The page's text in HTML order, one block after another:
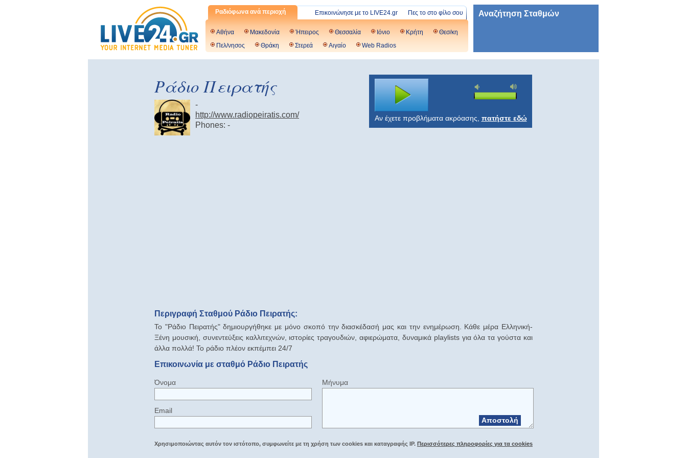
Ραδιόφωνα ανά περιοχή Πες το στο φίλο σου
Επικοινώνησε με το LIVE24.gr
Αθήνα Μακεδονία Ήπειρος Θεσσαλία Ιόνιο Κρήτη
Θεσ/κη
Πελ/νησος
Θράκη Στερεά Αιγαίο Web Radios
Αναζήτηση Σταθμών
Ράδιο Πειρατής
-
http://www.radiopeiratis.com/
Phones: -
Αν έχετε προβλήματα ακρόασης, πατήστε εδώ
Περιγραφή Σταθμού Ράδιο Πειρατής:
To "Ράδιο Πειρατής" δημιουργήθηκε με μόνο σκοπό την διασκέδασή μας και την ενημέρωση. Κάθε μέρα Ελληνική-
Ξένη μουσική, συνεντεύξεις καλλιτεχνών, ιστορίες τραγουδιών, αφιερώματα, δυναμικά playlists για όλα τα γούστα και
άλλα πολλά! Το ράδιο πλέον εκπέμπει 24/7
Επικοινωνία με σταθμό Ράδιο Πειρατής
Όνομα
Email
Μήνυμα
Αποστολή
Χρησιμοποιώντας αυτόν τον ιστότοπο, συμφωνείτε με τη χρήση των cookies και καταγραφής IP. Περισσότερες πληροφορίες για τα cookies